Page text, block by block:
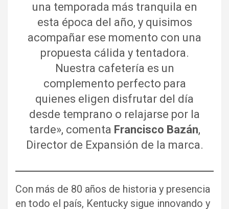
una temporada más tranquila en
esta época del año, y quisimos
acompañar ese momento con una
propuesta cálida y tentadora.
Nuestra cafetería es un
complemento perfecto para
quienes eligen disfrutar del día
desde temprano o relajarse por la
tarde», comenta Francisco Bazán,
Director de Expansión de la marca.
Con más de 80 años de historia y presencia
en todo el país, Kentucky sigue innovando y